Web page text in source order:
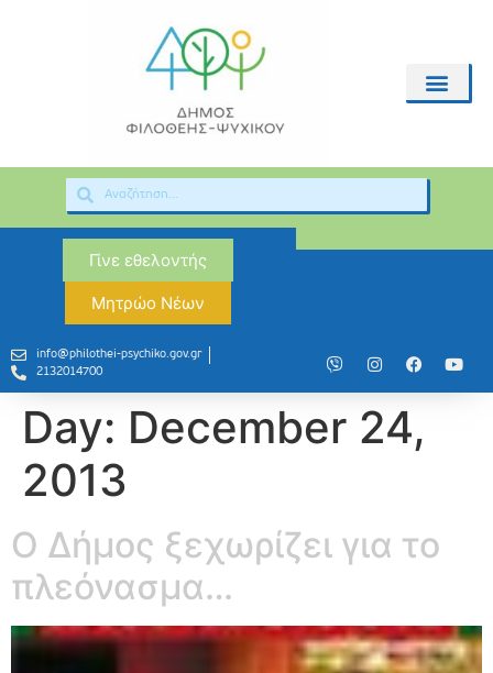
Γίνε εθελοντής
Μητρώο Νέων
info@philothei-psychiko.gov.gr
2132014700
Day: December 24,
2013
Ο Δήμος ξεχωρίζει για το
πλεόνασμα…